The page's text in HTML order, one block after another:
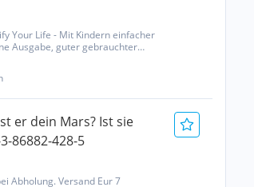
Your Life - Mit Kindern einfacher
Ausgabe, guter gebrauchter
your life" hat bereits über
ihr Leben wirklich zu...
er dein Mars? Ist sie
86882-428-5
Abholung. Versand Eur 7